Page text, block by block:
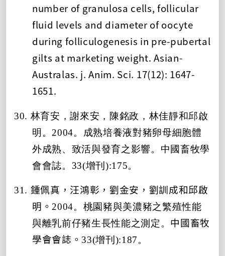
number of granulosa cells, follicular
fluid levels and diameter of oocyte
during folliculogenesis in pre-pubertal
gilts at marketing weight.Asian-
Australas. j. Anim. Sci. 17(12): 1647-
1651.
30. 林育安，謝來安，陳銘政，林佳靜和邱啟
明。2004。成熟培養液對豬卵母細胞體
外成熟、致活與發育之影響。中國畜牧學
會會誌。33(增刊):175。
31. 鍾佩真，汪鴻彰，劉金安，劉訓成和邱啟
明。 2004。桃園豬與美濃豬之繁殖性能
與離乳前仔豬生長性能之測定。 中國畜牧
學會會誌。 33(增刊):187。